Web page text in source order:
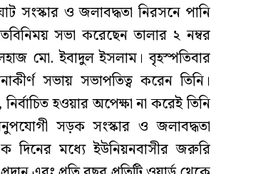
সংস্কার ও জলাবদ্ধতা নিরসনে পানি
সভা করেছেন তালার ২ নম্বর
মো. ইবাদুল ইসলাম। বৃহস্পতিবার
সভায় সভাপতিত্ব করেন তিনি।
হওয়ার অপেক্ষা না করেই তিনি
সড়ক সংস্কার ও জলাবদ্ধতা
দিনের মধ্যে ইউনিয়নবাসীর জরুরি